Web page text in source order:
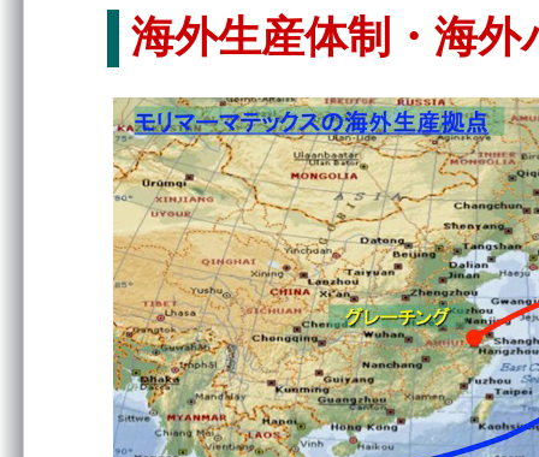
海外⽣産体制・海外